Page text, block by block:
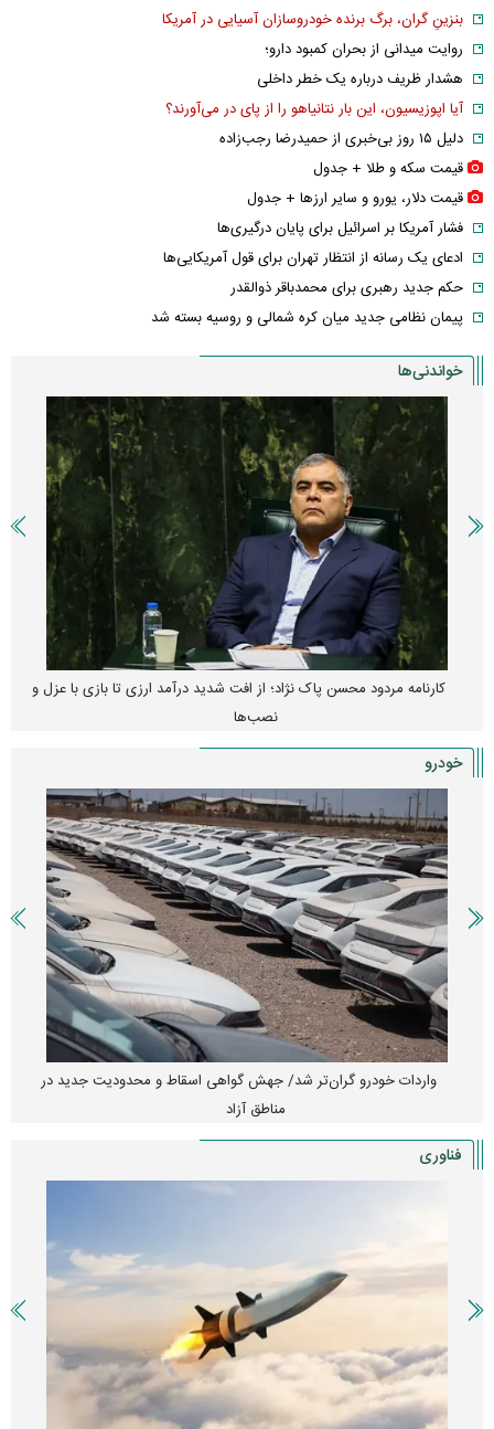
بنزینِ گران، برگ برنده خودروسازان آسیایی در آمریکا
روایت میدانی از بحران کمبود دارو؛
هشدار ظریف درباره یک خطر داخلی
آیا اپوزیسیون، این بار نتانیاهو را از پای در می‌آورند؟
دلیل ۱۵ روز بی‌خبری از حمیدرضا رجب‌زاده
قیمت سکه و طلا + جدول
قیمت دلار، یورو و سایر ارز‌ها + جدول
فشار آمریکا بر اسرائیل برای پایان درگیری‌ها
ادعای یک رسانه از انتظار تهران برای قول آمریکایی‌ها
حکم جدید رهبری برای محمدباقر ذوالقدر
پیمان نظامی جدید میان کره شمالی و روسیه بسته شد
خواندنی‌ها
کارنامه مردود محسن پاک‌ نژاد؛ از افت شدید درآمد ارزی تا بازی با عزل و
نصب‌ها
خودرو
واردات خودرو گران‌تر شد/ جهش گواهی اسقاط و محدودیت جدید در
مناطق آزاد
فناوری